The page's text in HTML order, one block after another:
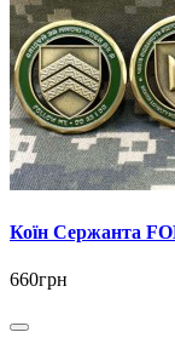
Коїн Сержанта
660грн